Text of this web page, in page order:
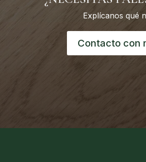
Explícanos qué
Contacto con